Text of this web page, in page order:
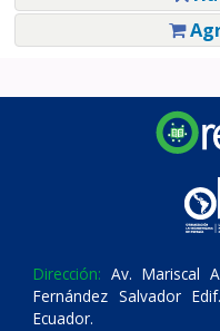
Dirección: Av. Mariscal
Fernández Salvador
Ecuador.